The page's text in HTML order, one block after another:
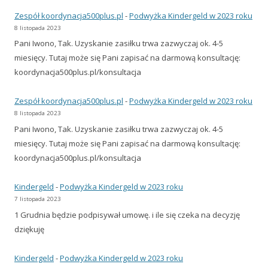
Zespół koordynacja500plus.pl -Podwyżka Kindergeld w 2023 roku
8 listopada 2023
Pani Iwono, Tak. Uzyskanie zasiłku trwa zazwyczaj ok. 4-5
miesięcy. Tutaj może się Pani zapisać na darmową konsultację:
koordynacja500plus.pl/konsultacja
Zespół koordynacja500plus.pl -Podwyżka Kindergeld w 2023 roku
8 listopada 2023
Pani Iwono, Tak. Uzyskanie zasiłku trwa zazwyczaj ok. 4-5
miesięcy. Tutaj może się Pani zapisać na darmową konsultację:
koordynacja500plus.pl/konsultacja
Kindergeld -Podwyżka Kindergeld w 2023 roku
7 listopada 2023
1 Grudnia będzie podpisywał umowę. i ile się czeka na decyzję
dziękuję
Kindergeld -Podwyżka Kindergeld w 2023 roku